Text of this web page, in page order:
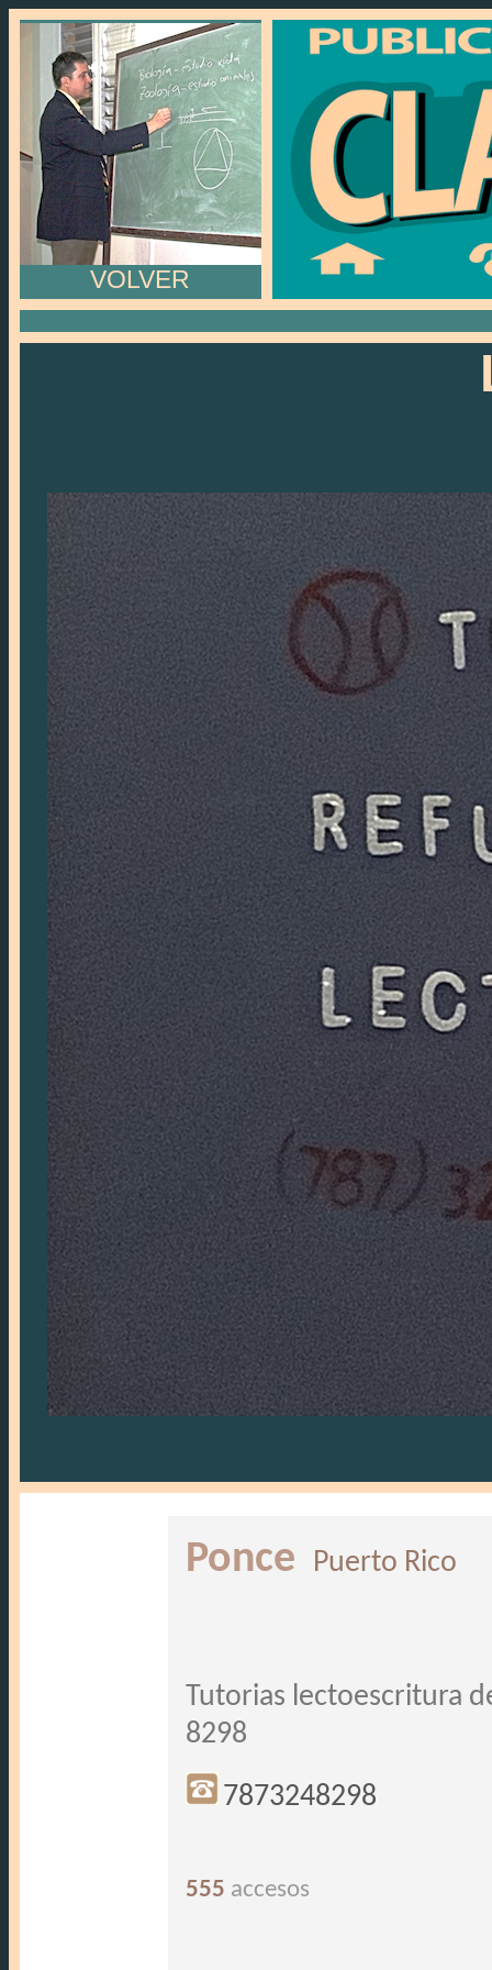
VOLVER
Ponce Puerto Rico
Tutorias lectoescritura
8298
7873248298
555 accesos